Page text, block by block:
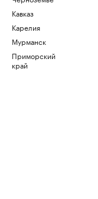
Кавказ
Карелия
Мурманск
Приморский
край